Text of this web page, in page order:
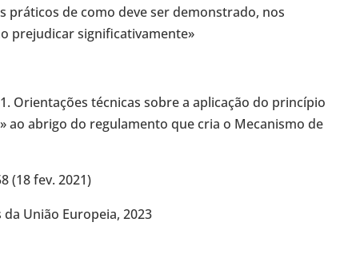
práticos de como deve ser demonstrado, nos
prejudicar significativamente»
Orientações técnicas sobre a aplicação do princípio
ao abrigo do regulamento que cria o Mecanismo de
(18 fev. 2021)
União Europeia, 2023